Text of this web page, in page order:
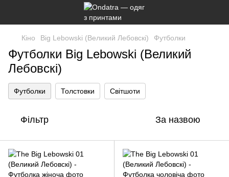
Кіно Big Lebowski (Великий Лебовскі) Футболки
Футболки Big Lebowski (Великий
Лебовскі)
Футболки Толстовки Світшоти
Фільтр За назвою